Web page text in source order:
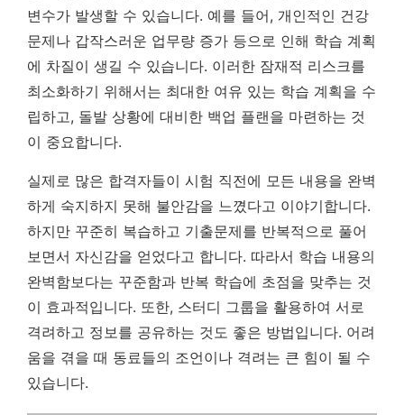
변수가 발생할 수 있습니다. 예를 들어, 개인적인 건강
문제나 갑작스러운 업무량 증가 등으로 인해 학습 계획
에 차질이 생길 수 있습니다. 이러한 잠재적 리스크를
최소화하기 위해서는 최대한 여유 있는 학습 계획을 수
립하고, 돌발 상황에 대비한 백업 플랜을 마련하는 것
이 중요합니다.
실제로 많은 합격자들이 시험 직전에 모든 내용을 완벽
하게 숙지하지 못해 불안감을 느꼈다고 이야기합니다.
하지만 꾸준히 복습하고 기출문제를 반복적으로 풀어
보면서 자신감을 얻었다고 합니다. 따라서 학습 내용의
완벽함보다는 꾸준함과 반복 학습에 초점을 맞추는 것
이 효과적입니다. 또한, 스터디 그룹을 활용하여 서로
격려하고 정보를 공유하는 것도 좋은 방법입니다. 어려
움을 겪을 때 동료들의 조언이나 격려는 큰 힘이 될 수
있습니다.